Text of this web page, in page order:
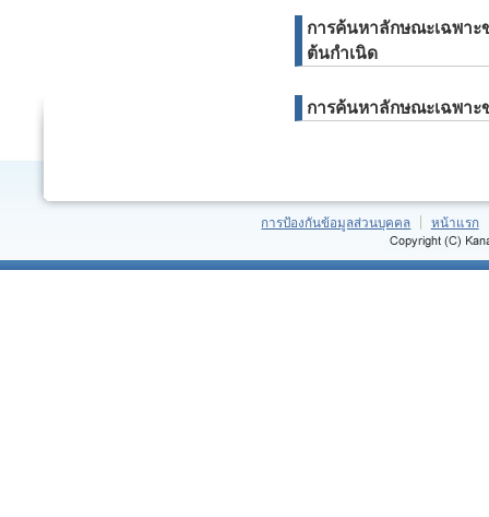
การค้นหาลักษณะเฉพาะ
ต้นกำเนิด
การค้นหาลักษณะเฉพาะ
การป้องกันข้อมูลส่วนบุคคล หน้าแรก